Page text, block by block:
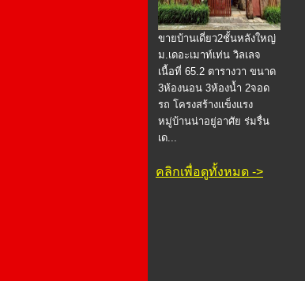
ขายบ้านเดี่ยว2ชั้นหลังใหญ่
ม.เดอะเมาท์เท่น วิลเลจ
เนื้อที่ 65.2 ตารางวา ขนาด
3ห้องนอน 3ห้องน้ำ 2จอด
รถ โครงสร้างแข็งแรง
หมู่บ้านน่าอยู่อาศัย ร่มรื่น
เด...
คลิกเพื่อดูทั้งหมด ->